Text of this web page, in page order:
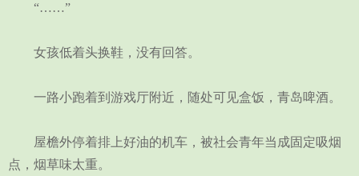
“……”
女孩低着头换鞋，没有回答。
一路小跑着到游戏厅附近，随处可见盒饭，青岛啤酒。
屋檐外停着排上好油的机车，被社会青年当成固定吸烟
点，烟草味太重。